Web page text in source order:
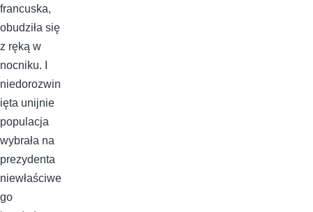
francuska,
obudziła się
z ręką w
nocniku. I
niedorozwin
ięta unijnie
populacja
wybrała na
prezydenta
niewłaściwe
go